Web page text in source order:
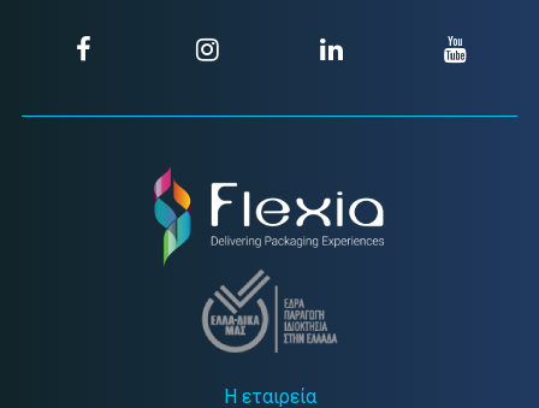
Η εταιρεία